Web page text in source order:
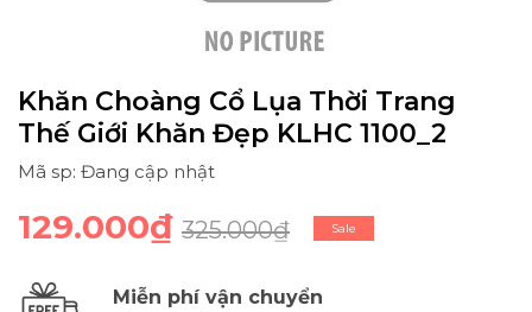
Khăn Choàng Cổ Lụa Thời Trang
Thế Giới Khăn Đẹp KLHC 1100_2
Mã sp: Đang cập nhật
129.000₫ 325.000₫ Sale
Miễn phí vận chuyển